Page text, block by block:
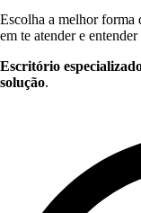
Escolha a melhor forma
em te atender e entender
Escritório
solução.